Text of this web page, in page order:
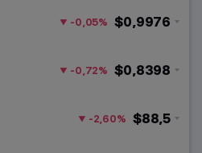
$0,9976
-0,05%
$0,8398
-0,72%
$88,5
-2,60%